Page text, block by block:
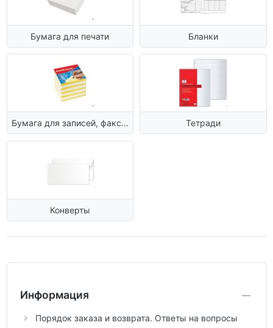
Бумага для печати Бланки
Бумага для записей, факса,
копировальная
Тетради
Конверты
Информация
Порядок заказа и возврата. Ответы на вопросы